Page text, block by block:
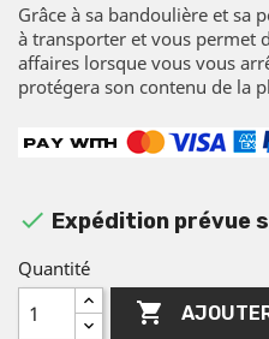
Grâce à sa bandoulière et sa
à transporter et vous permet
affaires lorsque vous vous
protégera son contenu de la
 Expédition prévue
Quantité
